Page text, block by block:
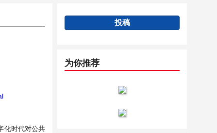
化时代对公共
投稿
为你推荐